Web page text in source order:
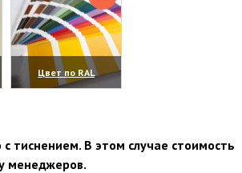
Цвет по RAL
(увеличить)
тиснением. В этом случае стоимость
менеджеров.